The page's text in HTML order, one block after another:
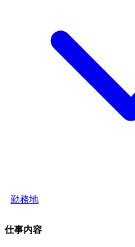
勤務地
仕事内容